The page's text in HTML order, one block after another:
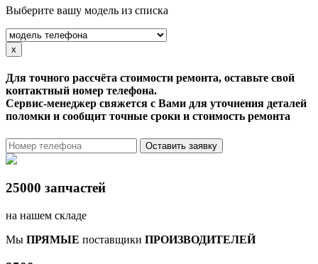
Выберите вашу модель из списка
x
Для точного рассчёта стоимости ремонта, оставьте свой
контактный номер телефона.
Сервис-менеджер свяжется с Вами для уточнения деталей
поломки и сообщит точные сроки и стоимость ремонта
Оставить заявку
25000 запчастей
на нашем складе
Мы ПРЯМЫЕ поставщики ПРОИЗВОДИТЕЛЕЙ